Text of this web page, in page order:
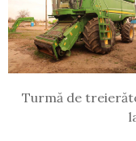
Turmă de